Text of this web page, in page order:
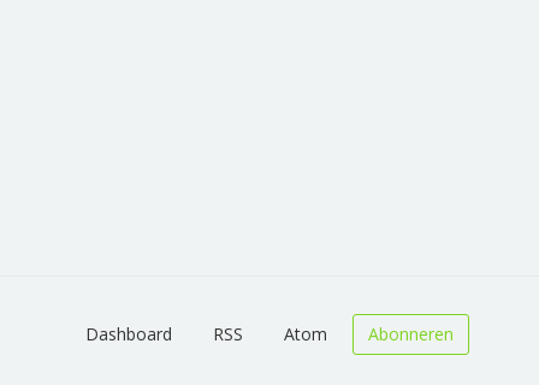
Dashboard RSS Atom Abonneren